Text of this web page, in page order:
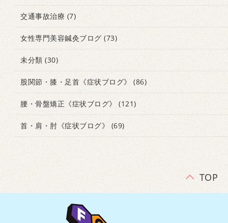
交通事故治療 (7)
女性専門美容鍼灸ブログ (73)
未分類 (30)
股関節・膝・足首《症状ブログ》 (86)
腰・骨盤矯正《症状ブログ》 (121)
首・肩・肘《症状ブログ》 (69)
TOP